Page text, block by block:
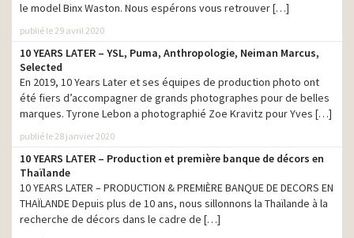
le model Binx Waston. Nous espérons vous retrouver […]
publié le 29 avril 2020
10 YEARS LATER – YSL, Puma, Anthropologie, Neiman Marcus,
Selected
En 2019, 10 Years Later et ses équipes de production photo ont
été fiers d’accompagner de grands photographes pour de belles
marques. Tyrone Lebon a photographié Zoe Kravitz pour Yves […]
publié le 28 janvier 2020
10 YEARS LATER – Production et première banque de décors en
Thaïlande
10 YEARS LATER – PRODUCTION & PREMIÈRE BANQUE DE DECORS EN
THAÏLANDE Depuis plus de 10 ans, nous sillonnons la Thaïlande à la
recherche de décors dans le cadre de […]